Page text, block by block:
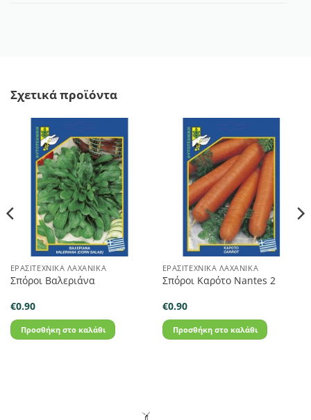
Σχετικά προϊόντα
ΕΡΑΣΙΤΕΧΝΙΚΆ ΛΑΧΑΝΙΚΆ
Σπόροι Βαλεριάνα
€0.90
Προσθήκη στο καλάθι
ΕΡΑΣΙΤΕΧΝΙΚΆ ΛΑΧΑΝΙΚΆ
Σπόροι Καρότο Nantes 2
€0.90
Προσθήκη στο καλάθι